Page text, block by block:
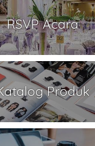
RSVP Acara
Produk